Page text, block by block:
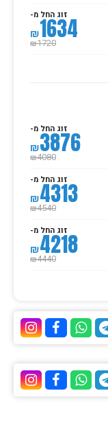
זוג החל מ-
₪1634
₪1720
זוג החל מ-
₪3876
₪4080
זוג החל מ-
₪4313
₪4540
זוג החל מ-
₪4218
₪4440
ערוץ ערוץ
ערוץ הוואטסאפ של
ערוץ הטלגרם של הוטלס
ערוץ ערוץ
ערוץ הוואטסאפ של
ערוץ הטלגרם של הוטלס